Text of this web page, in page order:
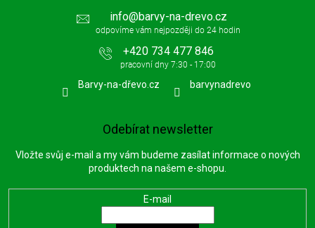
s
u
info@barvy-na-drevo.cz
+420 734 477 846
Barvy-na-dřevo.cz barvynadrevo
Odebírat newsletter
Vložte svůj e-mail a my vám budeme zasílat informace o nových
produktech na našem e-shopu.
E-mail